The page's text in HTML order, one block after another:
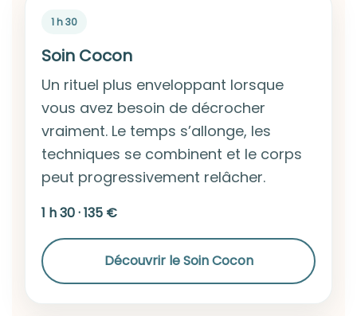
1 h 30
Soin Cocon
Un rituel plus enveloppant lorsque
vous avez besoin de décrocher
vraiment. Le temps s’allonge, les
techniques se combinent et le corps
peut progressivement relâcher.
1 h 30 · 135 €
Découvrir le Soin Cocon